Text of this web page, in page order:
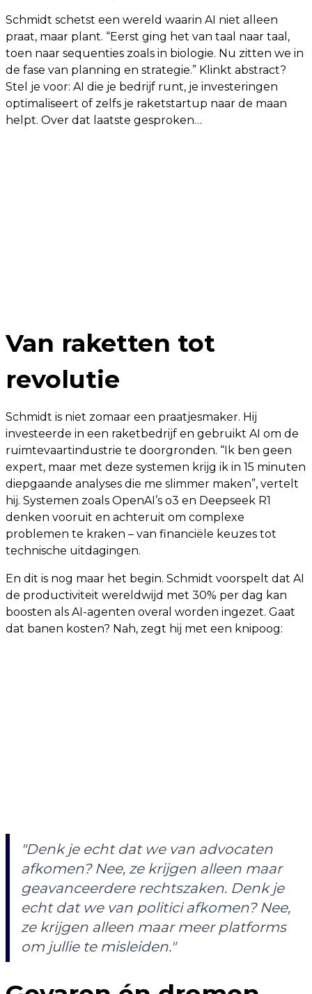
Schmidt schetst een wereld waarin AI niet alleen
praat, maar plant. “Eerst ging het van taal naar taal,
toen naar sequenties zoals in biologie. Nu zitten we in
de fase van planning en strategie.” Klinkt abstract?
Stel je voor: AI die je bedrijf runt, je investeringen
optimaliseert of zelfs je raketstartup naar de maan
helpt. Over dat laatste gesproken…
Van raketten tot
revolutie
Schmidt is niet zomaar een praatjesmaker. Hij
investeerde in een raketbedrijf en gebruikt AI om de
ruimtevaartindustrie te doorgronden. “Ik ben geen
expert, maar met deze systemen krijg ik in 15 minuten
diepgaande analyses die me slimmer maken”, vertelt
hij. Systemen zoals OpenAI’s o3 en Deepseek R1
denken vooruit en achteruit om complexe
problemen te kraken – van financiële keuzes tot
technische uitdagingen.
En dit is nog maar het begin. Schmidt voorspelt dat AI
de productiviteit wereldwijd met 30% per dag kan
boosten als AI-agenten overal worden ingezet. Gaat
dat banen kosten? Nah, zegt hij met een knipoog:
"Denk je echt dat we van advocaten
afkomen? Nee, ze krijgen alleen maar
geavanceerdere rechtszaken. Denk je
echt dat we van politici afkomen? Nee,
ze krijgen alleen maar meer platforms
om jullie te misleiden."